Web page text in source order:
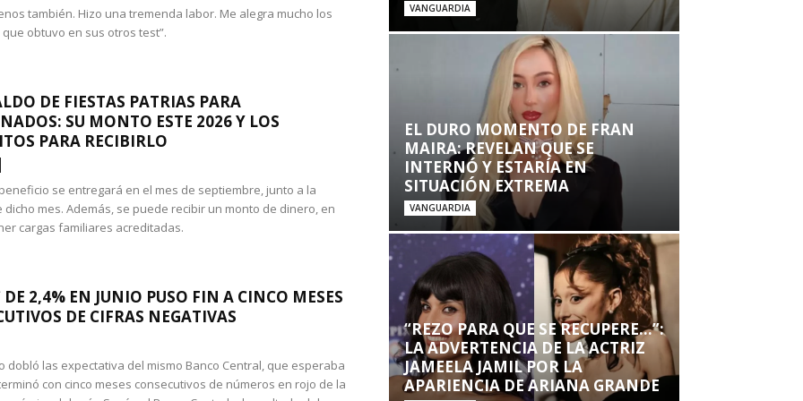
también. Hizo una tremenda labor. Me alegra mucho los
obtuvo en sus otros test”.
DE FIESTAS PATRIAS PARA
SU MONTO ESTE 2026 Y LOS
PARA RECIBIRLO
se entregará en el mes de septiembre, junto a la
dicho mes. Además, se puede recibir un monto de dinero, en
cargas familiares acreditadas.
2,4% EN JUNIO PUSO FIN A CINCO MESES
DE CIFRAS NEGATIVAS
dobló las expectativa del mismo Banco Central, que esperaba
con cinco meses consecutivos de números en rojo de la
VANGUARDIA
EL DURO MOMENTO DE FRAN
MAIRA: REVELAN QUE SE
INTERNÓ Y ESTARÍA EN
SITUACIÓN EXTREMA
VANGUARDIA
“REZO PARA QUE SE RECUPERE…”:
LA ADVERTENCIA DE LA ACTRIZ
JAMEELA JAMIL POR LA
APARIENCIA DE ARIANA GRANDE